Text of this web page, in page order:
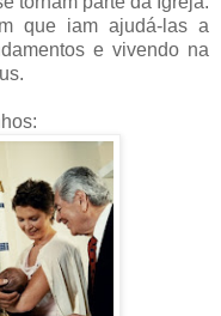
que iam ajudá-las a
e vivendo na